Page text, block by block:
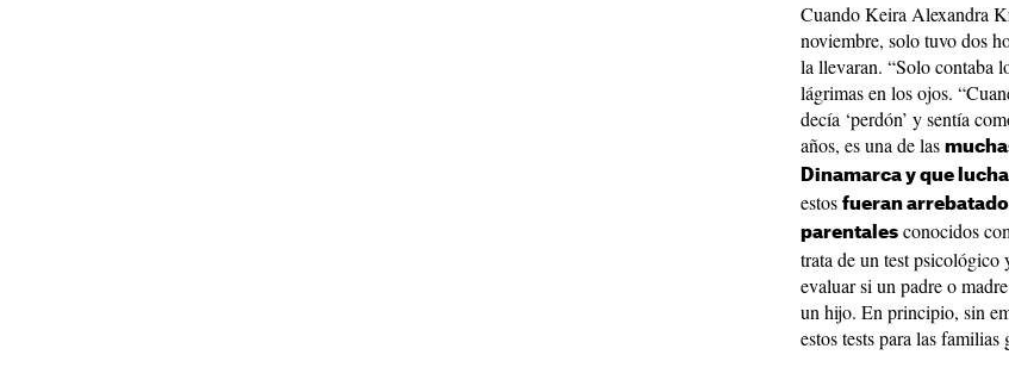
Cuando Keira Alexandra
noviembre, solo tuvo dos
la llevaran. “Solo contaba
lágrimas en los ojos.
decía ‘perdón’ y sentía
años, es una de las
Dinamarca y que
estos fueran
parentales conocidos
trata de un test psicológico
evaluar si un padre o
un hijo. En principio, sin
estos tests para las